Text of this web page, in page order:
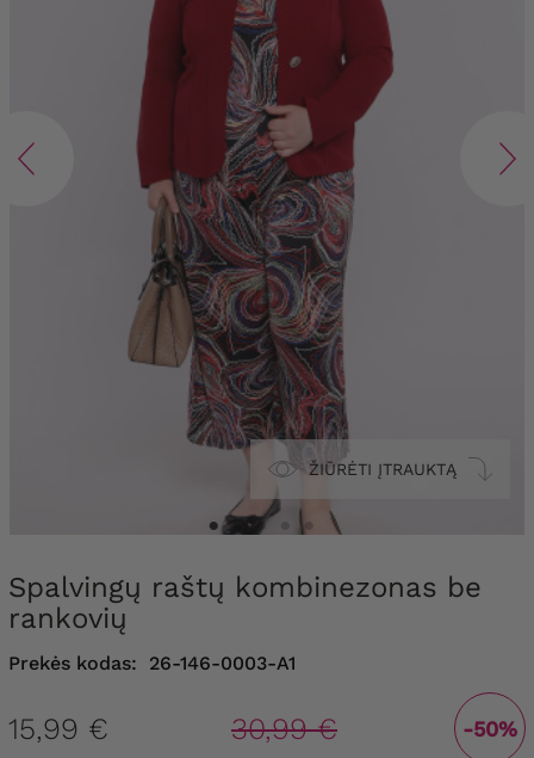
ŽIŪRĖTI ĮTRAUKTĄ
Spalvingų raštų kombinezonas be
rankovių
Prekės kodas: 26-146-0003-A1
15,99 € 30,99 € -50%